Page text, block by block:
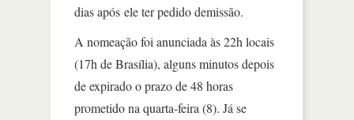
dias após ele ter pedido demissão.
A nomeação foi anunciada às 22h locais
(17h de Brasília), alguns minutos depois
de expirado o prazo de 48 horas
prometido na quarta-feira (8). Já se